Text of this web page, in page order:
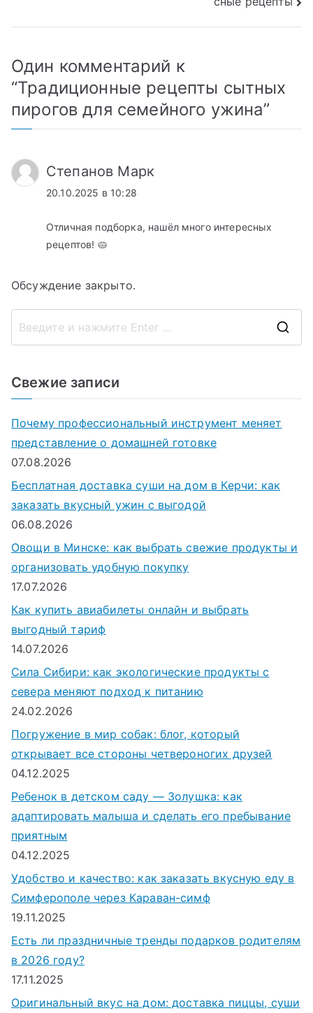
Один комментарий к
“Традиционные рецепты сытных
пирогов для семейного ужина”
Степанов Марк
20.10.2025 в 10:28
Отличная подборка, нашёл много интересных
рецептов! 🥧
Обсуждение закрыто.
Свежие записи
Почему профессиональный инструмент меняет
представление о домашней готовке
07.08.2026
Бесплатная доставка суши на дом в Керчи: как
заказать вкусный ужин с выгодой
06.08.2026
Овощи в Минске: как выбрать свежие продукты и
организовать удобную покупку
17.07.2026
Как купить авиабилеты онлайн и выбрать
выгодный тариф
14.07.2026
Сила Сибири: как экологические продукты с
севера меняют подход к питанию
24.02.2026
Погружение в мир собак: блог, который
открывает все стороны четвероногих друзей
04.12.2025
Ребенок в детском саду — Золушка: как
адаптировать малыша и сделать его пребывание
приятным
04.12.2025
Удобство и качество: как заказать вкусную еду в
Симферополе через Караван-симф
19.11.2025
Есть ли праздничные тренды подарков родителям
в 2026 году?
17.11.2025
Оригинальный вкус на дом: доставка пиццы, суши